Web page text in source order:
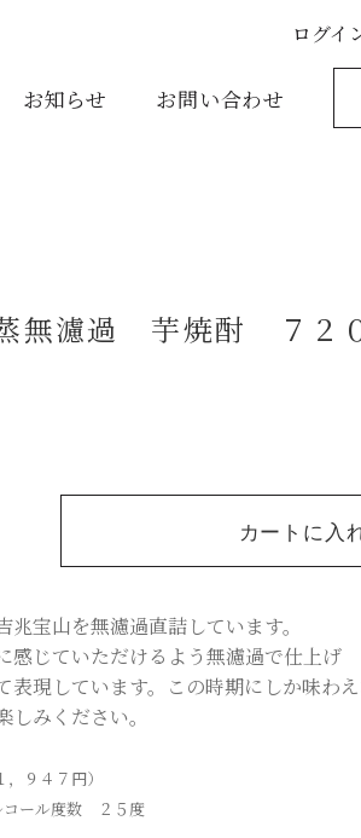
ログイ
お知らせ お問い合わせ
無濾過 芋焼酎 ７２０
カートに入
宝山を無濾過直詰しています。
感じていただけるよう無濾過で仕上げ
表現しています。この時期にしか味わ
みください。
９４７円）
ル度数 ２５度